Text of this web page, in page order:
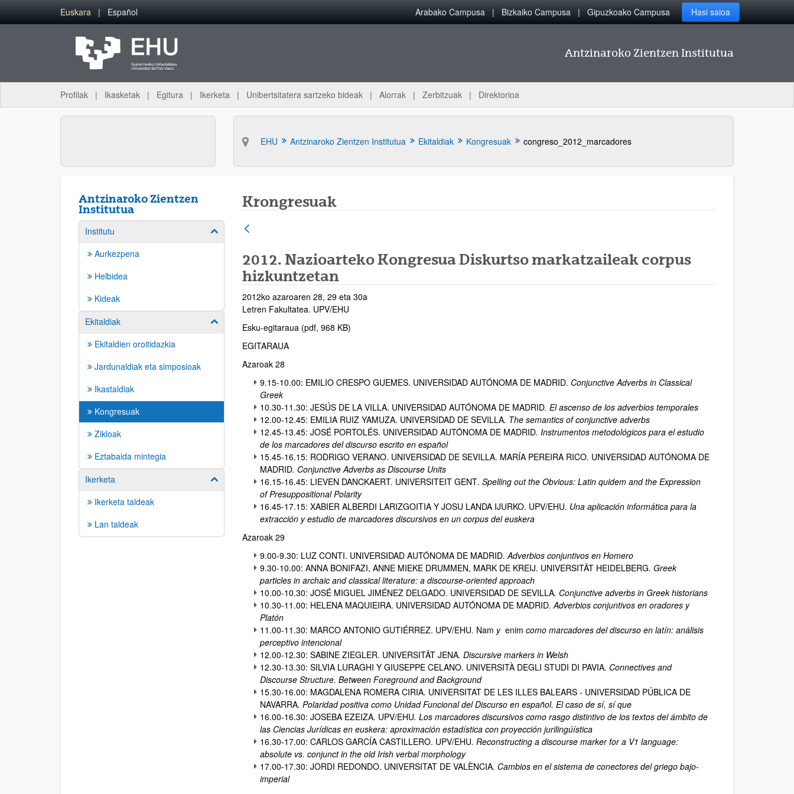
Eduki nagusira joan
Euskara Español Arabako Campusa Bizkaiko Campusa Gipuzkoako Campusa Hasi saioa
Antzinaroko Zientzen Institutua
Profilak Ikasketak Egitura Ikerketa Unibertsitatera sartzeko bideak Alorrak Zerbitzuak Direktorioa
EHU Antzinaroko Zientzen Institutua Ekitaldiak Kongresuak congreso_2012_marcadores
Antzinaroko Zientzen
Institutua
Institutu Erakutsi/izkutatu azpiorriak
Aurkezpena
Helbidea
Kideak
Ekitaldiak
Erakutsi/izkutatu azpiorriak
Ekitaldien oroitidazkia
Jardunaldiak eta simposioak
Ikastaldiak
Kongresuak
Zikloak
Eztabaida mintegia
Ikerketa
Erakutsi/izkutatu azpiorriak
Ikerketa taldeak
Lan taldeak
Krongresuak
2012. Nazioarteko Kongresua Diskurtso markatzaileak corpus
hizkuntzetan
2012ko azaroaren 28, 29 eta 30a
Letren Fakultatea. UPV/EHU
Esku-egitaraua (pdf, 968 KB)
EGITARAUA
Azaroak 28
9.15-10.00: EMILIO CRESPO GUEMES. UNIVERSIDAD AUTÓNOMA DE MADRID. Conjunctive Adverbs in Classical
Greek
10.30-11.30: JESÚS DE LA VILLA. UNIVERSIDAD AUTÓNOMA DE MADRID. El ascenso de los adverbios temporales
12.00-12.45: EMILIA RUIZ YAMUZA. UNIVERSIDAD DE SEVILLA. The semantics of conjunctive adverbs
12.45-13.45: JOSÉ PORTOLÉS. UNIVERSIDAD AUTÓNOMA DE MADRID. Instrumentos metodológicos para el estudio
de los marcadores del discurso escrito en español
15.45-16.15: RODRIGO VERANO. UNIVERSIDAD DE SEVILLA. MARÍA PEREIRA RICO. UNIVERSIDAD AUTÓNOMA DE
MADRID. Conjunctive Adverbs as Discourse Units
16.15-16.45: LIEVEN DANCKAERT. UNIVERSITEIT GENT. Spelling out the Obvious: Latin quidem and the Expression
of Presuppositional Polarity
16.45-17.15: XABIER ALBERDI LARIZGOITIA Y JOSU LANDA IJURKO. UPV/EHU. Una aplicación informática para la
extracción y estudio de marcadores discursivos en un corpus del euskera
Azaroak 29
9.00-9.30: LUZ CONTI. UNIVERSIDAD AUTÓNOMA DE MADRID. Adverbios conjuntivos en Homero
9.30-10.00: ANNA BONIFAZI, ANNE MIEKE DRUMMEN, MARK DE KREIJ. UNIVERSITÄT HEIDELBERG. Greek
particles in archaic and classical literature: a discourse-oriented approach
10.00-10.30: JOSÉ MIGUEL JIMÉNEZ DELGADO. UNIVERSIDAD DE SEVILLA. Conjunctive adverbs in Greek historians
10.30-11.00: HELENA MAQUIEIRA. UNIVERSIDAD AUTÓNOMA DE MADRID. Adverbios conjuntivos en oradores y
Platón
11.00-11.30: MARCO ANTONIO GUTIÉRREZ. UPV/EHU. Nam y enim como marcadores del discurso en latín: análisis
perceptivo intencional
12.00-12.30: SABINE ZIEGLER. UNIVERSITÄT JENA. Discursive markers in Welsh
12.30-13.30: SILVIA LURAGHI Y GIUSEPPE CELANO. UNIVERSITÀ DEGLI STUDI DI PAVIA. Connectives and
Discourse Structure. Between Foreground and Background
15.30-16.00: MAGDALENA ROMERA CIRIA. UNIVERSITAT DE LES ILLES BALEARS - UNIVERSIDAD PÚBLICA DE
NAVARRA. Polaridad positiva como Unidad Funcional del Discurso en español. El caso de sí, sí que
16.00-16.30: JOSEBA EZEIZA. UPV/EHU. Los marcadores discursivos como rasgo distintivo de los textos del ámbito de
las Ciencias Jurídicas en euskera: aproximación estadística con proyección jurilingúística
16.30-17.00: CARLOS GARCÍA CASTILLERO. UPV/EHU. Reconstructing a discourse marker for a V1 language:
absolute vs. conjunct in the old Irish verbal morphology
17.00-17.30: JORDI REDONDO. UNIVERSITAT DE VALÈNCIA. Cambios en el sistema de conectores del griego bajo-
imperial